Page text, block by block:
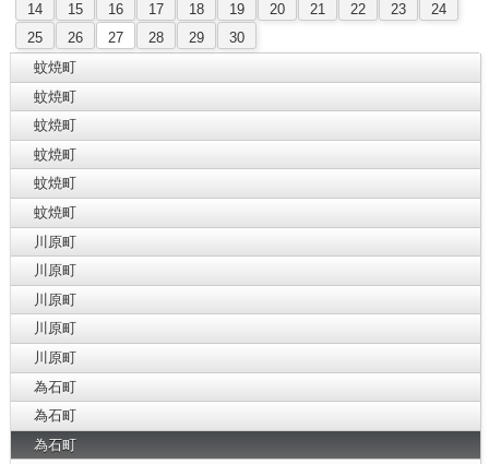
14
15 16 17 18 19 20 21 22 23
24
25
26 27 28 29
30
蚊焼町
蚊焼町
蚊焼町
蚊焼町
蚊焼町
蚊焼町
川原町
川原町
川原町
川原町
川原町
為石町
為石町
為石町